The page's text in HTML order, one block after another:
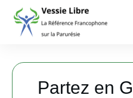
Partez en